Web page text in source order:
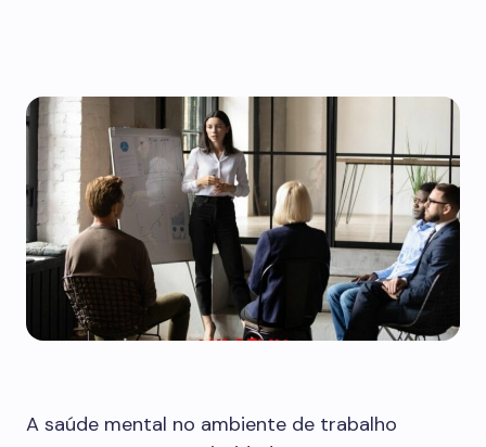
A saúde mental no ambiente de trabalho